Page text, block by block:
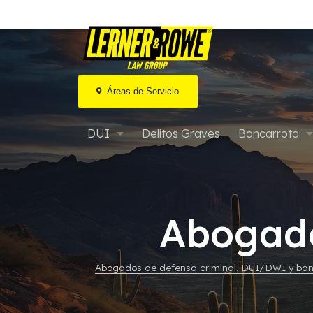
Áreas de Servicio
Ir
contenido
DUI
DUI Extremo o Súper Extremo
Audiencias de MVD y DUI
Delitos Graves Bancarrota
Bancarrota
Bancarrota
Bancarrota
Bancarrota y
Abogados de defensa criminal, DUI/DWI y